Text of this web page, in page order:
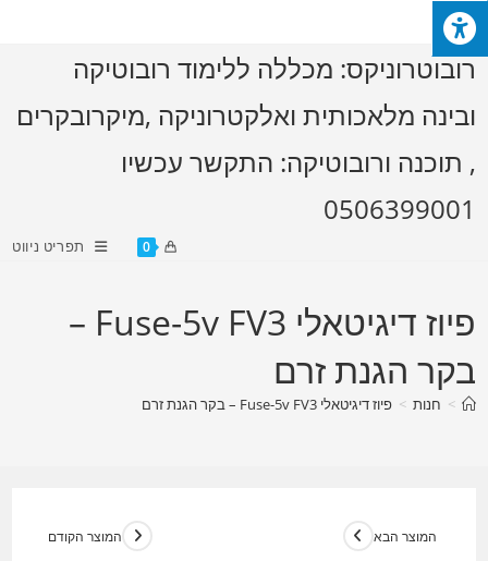
Skip
to
content
רובוטרוניקס: מכללה ללימוד רובוטיקה
ובינה מלאכותית ואלקטרוניקה ,מיקרובקרים
, תוכנה ורובוטיקה: התקשר עכשיו
0506399001
0 תפריט ניווט
פיוז דיגיטאלי Fuse-5v FV3 –
בקר הגנת זרם
> חנות > פיוז דיגיטאלי Fuse-5v FV3 – בקר הגנת זרם
המוצר הקודם המוצר הבא